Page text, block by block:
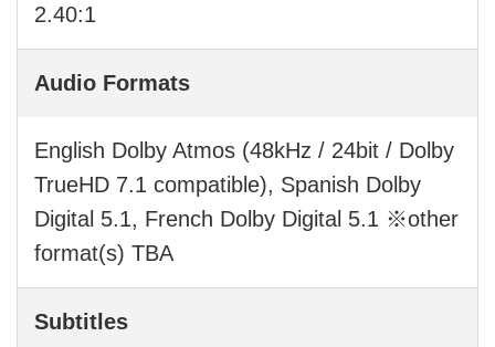
2.40:1
Audio Formats
English Dolby Atmos (48kHz / 24bit / Dolby
TrueHD 7.1 compatible), Spanish Dolby
Digital 5.1, French Dolby Digital 5.1 ※other
format(s) TBA
Subtitles